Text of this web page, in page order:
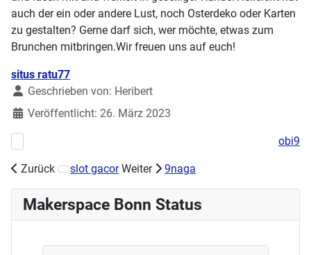
auch der ein oder andere Lust, noch Osterdeko oder Karten
zu gestalten? Gerne darf sich, wer möchte, etwas zum
Brunchen mitbringen.Wir freuen uns auf euch!
Details
situs ratu77
Geschrieben von: Heribert
Veröffentlicht: 26. März 2023
obi9
Zurück
Nächster Beitrag: Sommer of Solar Love - Fortsetzung
slot gacor Weiter 9naga
Makerspace Bonn Status